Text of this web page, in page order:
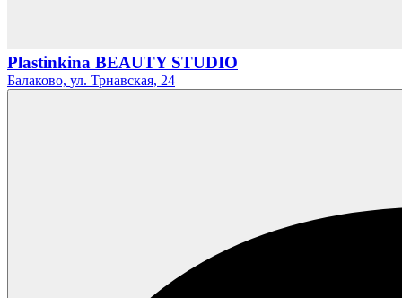
Plastinkina BEAUTY STUDIO
Балаково, ул. Трнавская, 24